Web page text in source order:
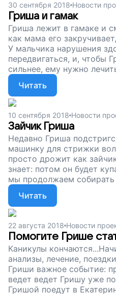
30 сентября 2018 Новости
Гриша и гамак
Гриша лежит в гамаке и
как мама его
У мальчика нарушения
передвигаться, и, чтобы
сильнее, ему нужно
правильно сидеть.
на специальное
долгие путешествия на
нужного врача. Помогите
то, что забрала болезнь,
Читать
10 сентября 2018 Новости
Зайчик Гриша
Недавно Гриша
машинку для стрижки
просто дрожит как
знает: потом он будет
мы продолжаем собирать
Грише специальное
тяжелые нарушения
его в машине на лечение.
важно сидеть правильно
Грише стать сильнее,
Читать
22 августа 2018 Новости
Помогите Грише
Каникулы
анализы, лечение,
Гриши важное событие:
ведет ведет Гришу уже
Гришой поедут в